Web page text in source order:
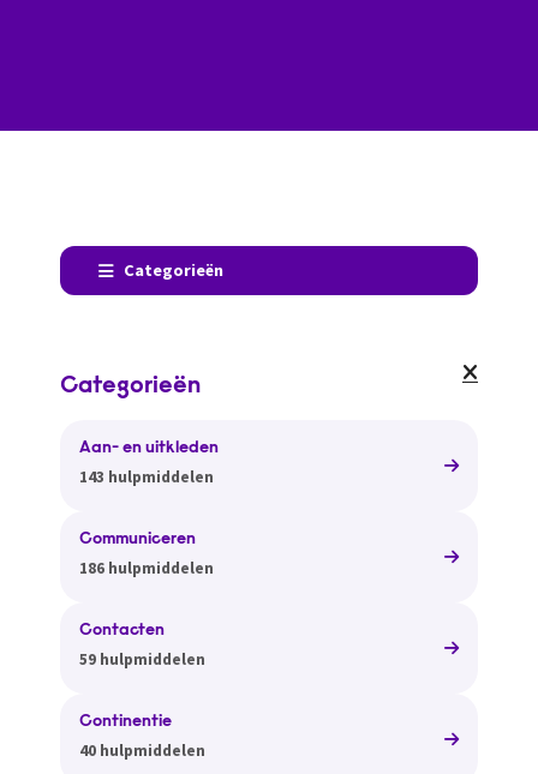
Categorieën
Categorieën
Aan- en uitkleden
143 hulpmiddelen
Communiceren
186 hulpmiddelen
Contacten
59 hulpmiddelen
Continentie
40 hulpmiddelen